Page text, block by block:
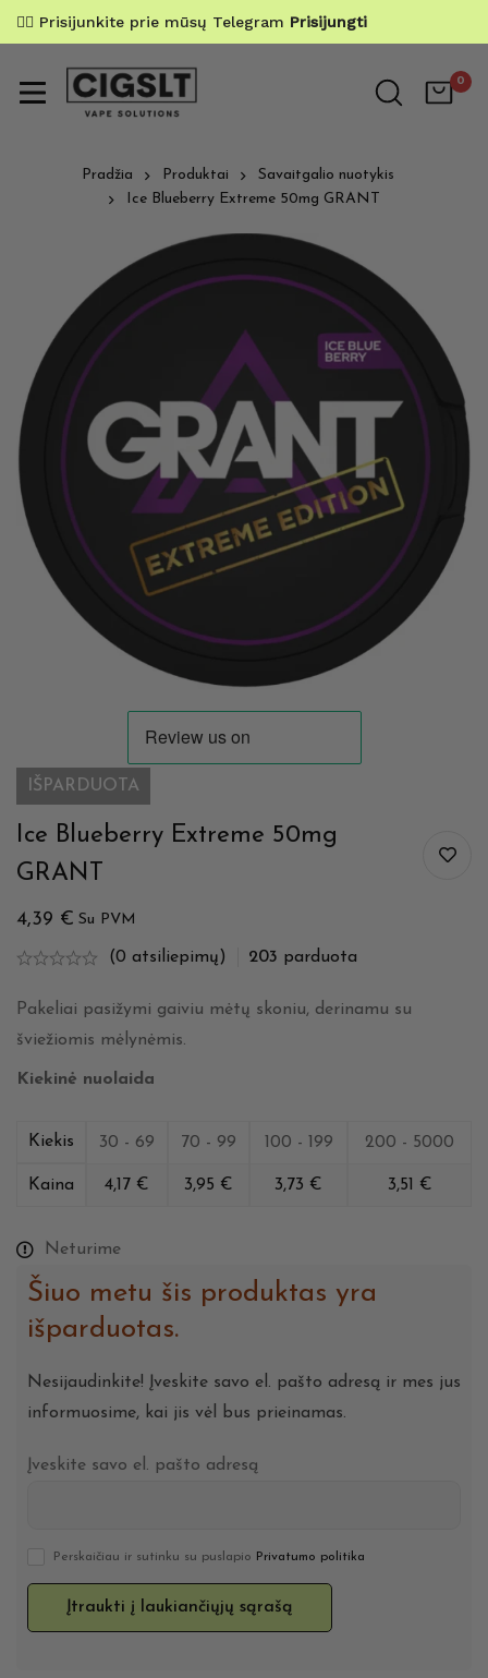
✌🏼 Prisijunkite prie mūsų Telegram Prisijungti
0
Pradžia Produktai
Savaitgalio nuotykis
Ice Blueberry Extreme 50mg GRANT
IŠPARDUOTA
Ice Blueberry Extreme 50mg
GRANT
4,39 € Su PVM
(0 atsiliepimų) 203 parduota
Pakeliai pasižymi gaiviu mėtų skoniu, derinamu su
šviežiomis mėlynėmis.
Kiekinė nuolaida
Kiekis 30 - 69 70 - 99 100 - 199 200 - 5000
Kaina 4,17 € 3,95 € 3,73 € 3,51 €
Neturime
Šiuo metu šis produktas yra
išparduotas.
Nesijaudinkite! Įveskite savo el. pašto adresą ir mes jus
informuosime, kai jis vėl bus prieinamas.
Įveskite savo el. pašto adresą
Perskaičiau ir sutinku su puslapio Privatumo politika